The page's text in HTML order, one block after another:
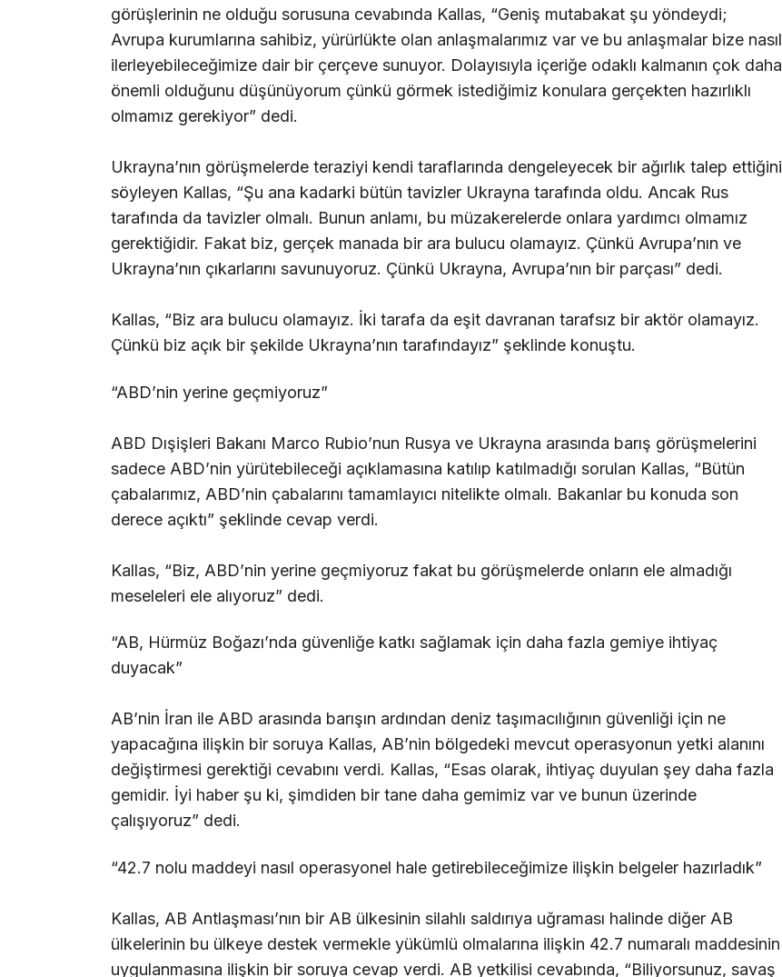
görüşlerinin ne olduğu sorusuna cevabında Kallas, “Geniş mutabakat şu yöndeydi;
Avrupa kurumlarına sahibiz, yürürlükte olan anlaşmalarımız var ve bu anlaşmalar bize nasıl
ilerleyebileceğimize dair bir çerçeve sunuyor. Dolayısıyla içeriğe odaklı kalmanın çok daha
önemli olduğunu düşünüyorum çünkü görmek istediğimiz konulara gerçekten hazırlıklı
olmamız gerekiyor” dedi.
Ukrayna’nın görüşmelerde teraziyi kendi taraflarında dengeleyecek bir ağırlık talep ettiğini
söyleyen Kallas, “Şu ana kadarki bütün tavizler Ukrayna tarafında oldu. Ancak Rus
tarafında da tavizler olmalı. Bunun anlamı, bu müzakerelerde onlara yardımcı olmamız
gerektiğidir. Fakat biz, gerçek manada bir ara bulucu olamayız. Çünkü Avrupa’nın ve
Ukrayna’nın çıkarlarını savunuyoruz. Çünkü Ukrayna, Avrupa’nın bir parçası” dedi.
Kallas, “Biz ara bulucu olamayız. İki tarafa da eşit davranan tarafsız bir aktör olamayız.
Çünkü biz açık bir şekilde Ukrayna’nın tarafındayız” şeklinde konuştu.
“ABD’nin yerine geçmiyoruz”
ABD Dışişleri Bakanı Marco Rubio’nun Rusya ve Ukrayna arasında barış görüşmelerini
sadece ABD’nin yürütebileceği açıklamasına katılıp katılmadığı sorulan Kallas, “Bütün
çabalarımız, ABD’nin çabalarını tamamlayıcı nitelikte olmalı. Bakanlar bu konuda son
derece açıktı” şeklinde cevap verdi.
Kallas, “Biz, ABD’nin yerine geçmiyoruz fakat bu görüşmelerde onların ele almadığı
meseleleri ele alıyoruz” dedi.
“AB, Hürmüz Boğazı’nda güvenliğe katkı sağlamak için daha fazla gemiye ihtiyaç
duyacak”
AB’nin İran ile ABD arasında barışın ardından deniz taşımacılığının güvenliği için ne
yapacağına ilişkin bir soruya Kallas, AB’nin bölgedeki mevcut operasyonun yetki alanını
değiştirmesi gerektiği cevabını verdi. Kallas, “Esas olarak, ihtiyaç duyulan şey daha fazla
gemidir. İyi haber şu ki, şimdiden bir tane daha gemimiz var ve bunun üzerinde
çalışıyoruz” dedi.
“42.7 nolu maddeyi nasıl operasyonel hale getirebileceğimize ilişkin belgeler hazırladık”
Kallas, AB Antlaşması’nın bir AB ülkesinin silahlı saldırıya uğraması halinde diğer AB
ülkelerinin bu ülkeye destek vermekle yükümlü olmalarına ilişkin 42.7 numaralı maddesinin
uygulanmasına ilişkin bir soruya cevap verdi. AB yetkilisi cevabında, “Biliyorsunuz, savaş